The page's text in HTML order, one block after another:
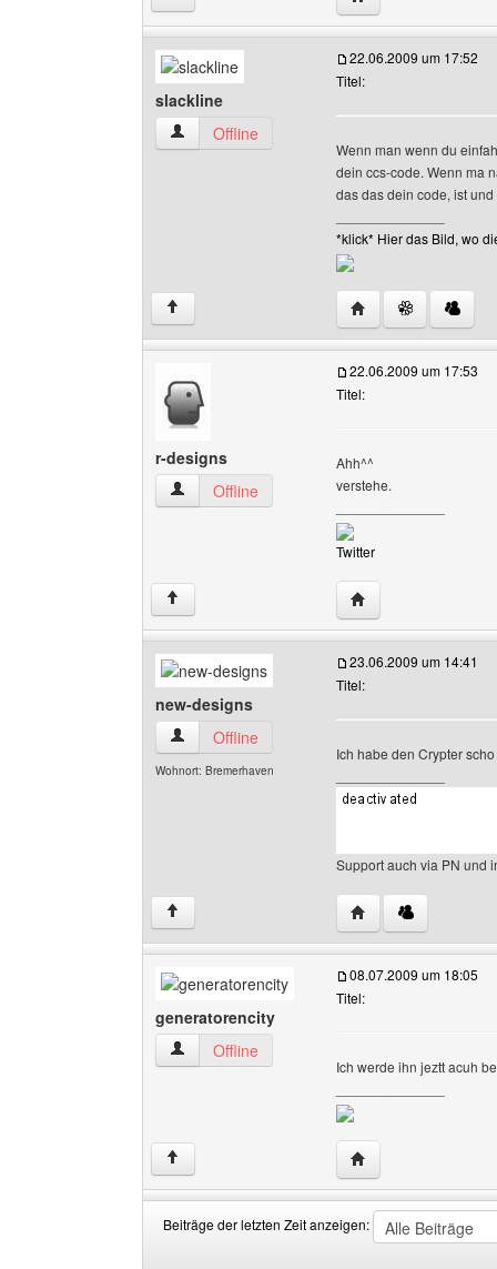
slackline
slackline Benutzer-Profile anzeigen
Offline
22.06.2009 um 17:52
Titel:
Wenn man wenn du
dein ccs-code. Wenn ma
das das dein code, ist
*klick* Hier das Bild, wo
↑ Website dieses
r-designs
r-designs Benutzer-Profile anzeigen
Offline
22.06.2009 um 17:53
Titel:
Ahh^^
verstehe.
Twitter
↑ Website dieses
new-designs
new-designs Benutzer-Profile anzeigen
Offline
Wohnort: Bremerhaven
23.06.2009 um 14:41
Titel:
Ich habe den Crypter
Support auch via PN und
↑ Website dieses
generatorencity
generatorencity Benutzer-Profile anzeigen
Offline
08.07.2009 um 18:05
Titel:
Ich werde ihn jeztt acuh
↑ Website dieses
Beiträge der letzten Zeit anzeigen: